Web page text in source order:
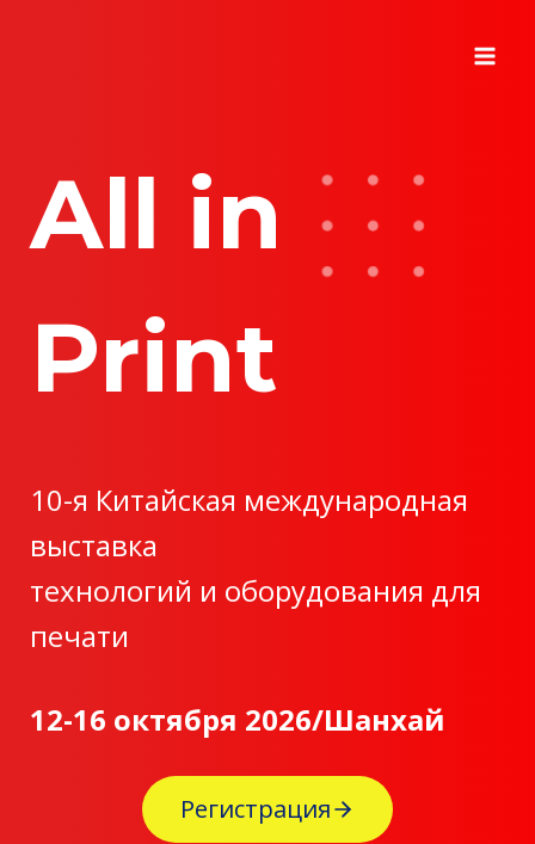
All in
Print
10-я Китайская международная
выставка
технологий и оборудования для
печати
12-16 октября 2026/Шанхай
Регистрация